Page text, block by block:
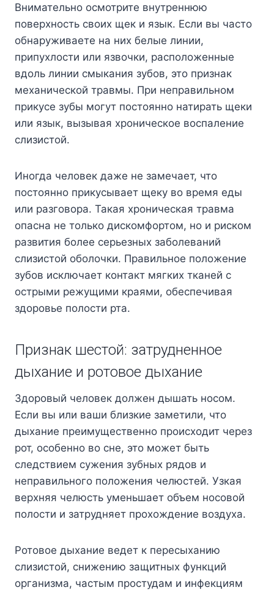
Внимательно осмотрите внутреннюю
поверхность своих щек и язык. Если вы часто
обнаруживаете на них белые линии,
припухлости или язвочки, расположенные
вдоль линии смыкания зубов, это признак
механической травмы. При неправильном
прикусе зубы могут постоянно натирать щеки
или язык, вызывая хроническое воспаление
слизистой.
Иногда человек даже не замечает, что
постоянно прикусывает щеку во время еды
или разговора. Такая хроническая травма
опасна не только дискомфортом, но и риском
развития более серьезных заболеваний
слизистой оболочки. Правильное положение
зубов исключает контакт мягких тканей с
острыми режущими краями, обеспечивая
здоровье полости рта.
Признак шестой: затрудненное
дыхание и ротовое дыхание
Здоровый человек должен дышать носом.
Если вы или ваши близкие заметили, что
дыхание преимущественно происходит через
рот, особенно во сне, это может быть
следствием сужения зубных рядов и
неправильного положения челюстей. Узкая
верхняя челюсть уменьшает объем носовой
полости и затрудняет прохождение воздуха.
Ротовое дыхание ведет к пересыханию
слизистой, снижению защитных функций
организма, частым простудам и инфекциям